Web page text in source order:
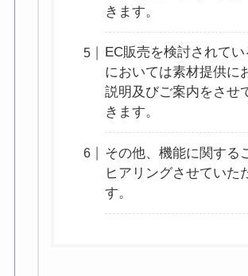
きます。
EC販売を検討されて
においては素材提供に
説明及びご案内をさせ
きます。
その他、機能に関する
ヒアリングさせていた
す。